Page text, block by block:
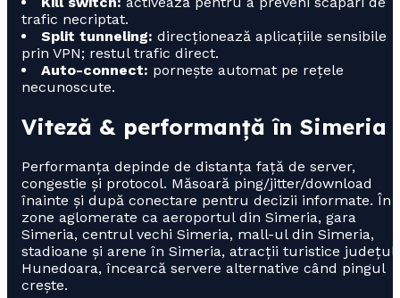
trafic necriptat.
Split tunneling: direcționează aplicațiile sensibile
prin VPN; restul trafic direct.
Auto-connect: pornește automat pe rețele
necunoscute.
Viteză & performanță în Simeria
Performanța depinde de distanța față de server,
congestie și protocol. Măsoară ping/jitter/download
înainte și după conectare pentru decizii informate. În
zone aglomerate ca aeroportul din Simeria, gara
Simeria, centrul vechi Simeria, mall-ul din Simeria,
stadioane și arene în Simeria, atracții turistice județul
Hunedoara, încearcă servere alternative când pingul
crește.